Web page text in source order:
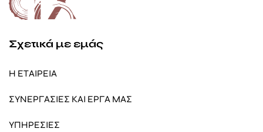
Σχετικά με εμάς
Η ΕΤΑΙΡΕΙΑ
ΣΥΝΕΡΓΑΣΙΕΣ ΚΑΙ ΕΡΓΑ ΜΑΣ
ΥΠΗΡΕΣΙΕΣ